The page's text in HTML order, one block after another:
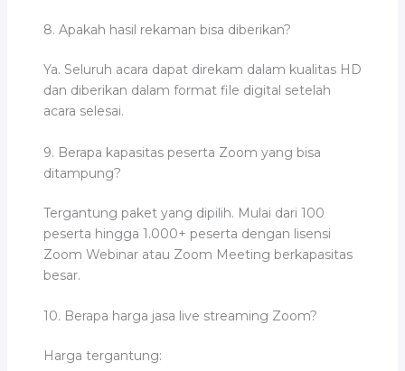
8. Apakah hasil rekaman bisa diberikan?
Ya. Seluruh acara dapat direkam dalam kualitas HD
dan diberikan dalam format file digital setelah
acara selesai.
9. Berapa kapasitas peserta Zoom yang bisa
ditampung?
Tergantung paket yang dipilih. Mulai dari 100
peserta hingga 1.000+ peserta dengan lisensi
Zoom Webinar atau Zoom Meeting berkapasitas
besar.
10. Berapa harga jasa live streaming Zoom?
Harga tergantung: